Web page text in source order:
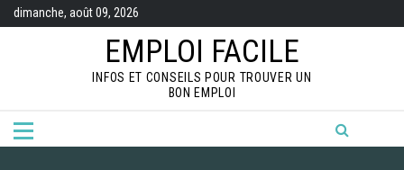
t
dimanche, août 09, 2026
EMPLOI FACILE
INFOS ET CONSEILS POUR TROUVER UN
BON EMPLOI